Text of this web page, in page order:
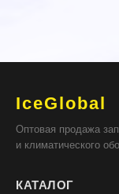
IceGlobal
Оптовая продажа
и климатического
КАТАЛОГ